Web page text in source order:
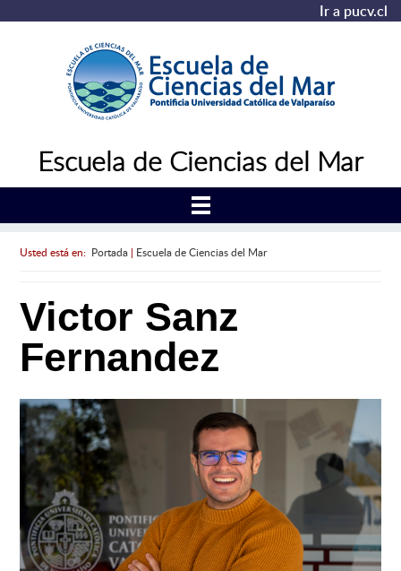
Ir a pucv.cl
Escuela de Ciencias del Mar
Usted está en: Portada| Escuela de Ciencias del Mar
Victor Sanz
Fernandez